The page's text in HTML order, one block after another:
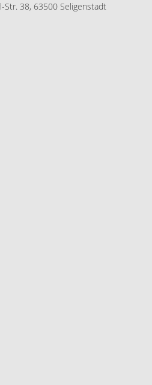
Str. 38, 63500 Seligenstadt